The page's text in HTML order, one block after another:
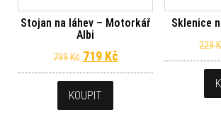
Stojan na láhev – Motorkář
Albi
799Kč Původní cena byla: 799 Kč.
719 KčAktuální cena je: 719
KOUPIT
Sklenice
229